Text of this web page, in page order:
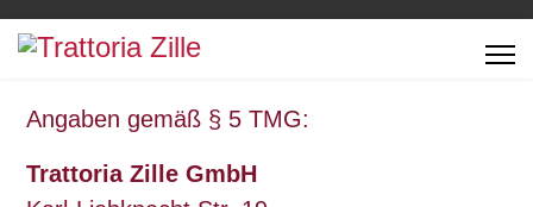
Angaben gemäß § 5 TMG:
Trattoria Zille GmbH